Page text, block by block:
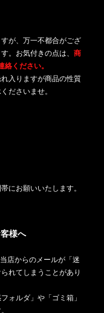
が、万一不都合がござ
お気付きの点は、 商
ください。
入りますが商品の性質
ださいませ。
にお願いいたします。
様へ
店からのメールが「迷
れてしまうことがあり
ォルダ」や「ゴミ箱」